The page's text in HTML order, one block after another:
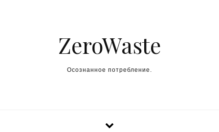
ZeroWaste
Осознанное потребление.